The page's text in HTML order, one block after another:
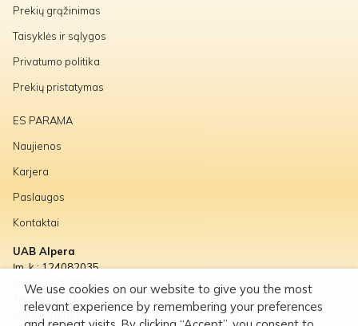
Prekių grąžinimas
Taisyklės ir sąlygos
Privatumo politika
Prekių pristatymas
ES PARAMA
Naujienos
Karjera
Paslaugos
Kontaktai
UAB Alpera
Įm. k.: 124082035
PVM k.: LT240820314
Titnago g. 10, LT-02300 Vilnius
info@alpera.lt
We use cookies on our website to give you the most
relevant experience by remembering your preferences